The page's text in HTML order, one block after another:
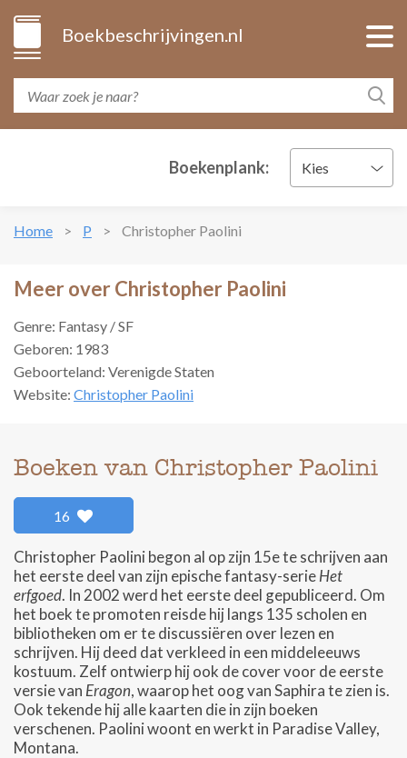
Boekbeschrijvingen.nl
Boekenplank: Kies
Home P Christopher Paolini
Meer over Christopher Paolini
Genre: Fantasy / SF
Geboren: 1983
Geboorteland: Verenigde Staten
Website: Christopher Paolini
Boeken van Christopher Paolini
16
Christopher Paolini begon al op zijn 15e te schrijven aan
het eerste deel van zijn epische fantasy-serieHet
erfgoed. In 2002 werd het eerste deel gepubliceerd. Om
het boek te promoten reisde hij langs 135 scholen en
bibliotheken om er te discussiëren over lezen en
schrijven. Hij deed dat verkleed in een middeleeuws
kostuum. Zelf ontwierp hij ook de cover voor de eerste
versie van Eragon, waarop het oog van Saphira te zien is.
Ook tekende hij alle kaarten die in zijn boeken
verschenen. Paolini woont en werkt in Paradise Valley,
Montana.